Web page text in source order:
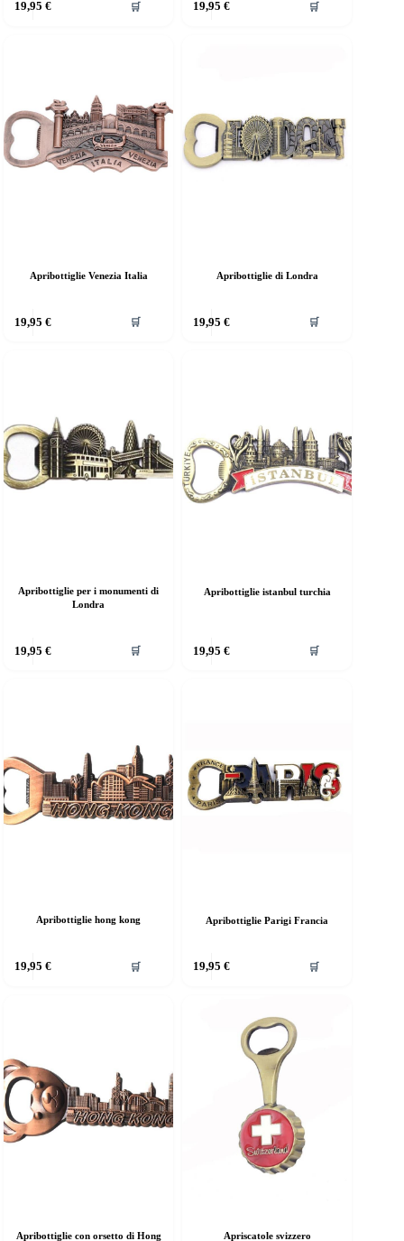
19,95 € 🛒 19,95 € 🛒
Apribottiglie Venezia Italia
19,95 € 🛒
Apribottiglie di Londra
19,95 € 🛒
Apribottiglie per i monumenti di
Londra
19,95 € 🛒
Apribottiglie istanbul turchia
19,95 € 🛒
Apribottiglie hong kong
19,95 € 🛒
Apribottiglie Parigi Francia
19,95 € 🛒
Apribottiglie con orsetto di Hong Apriscatole svizzero